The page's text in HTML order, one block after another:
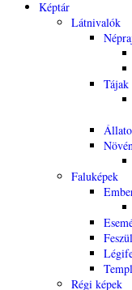
Képtár
Látnivalók
Tájak
Faluképek
Régi képek